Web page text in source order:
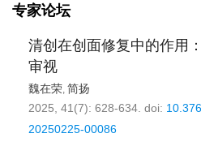
专家论坛
清创在创面修复中的作用
审视
魏在荣, 简扬
2025, 41(7): 628-634. doi:
20250225-00086